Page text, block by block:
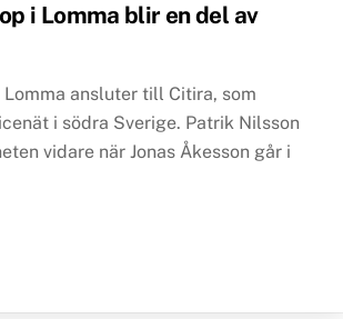
i Lomma blir en del av
ansluter till Citira, som
i södra Sverige. Patrik Nilsson
vidare när Jonas Åkesson går i